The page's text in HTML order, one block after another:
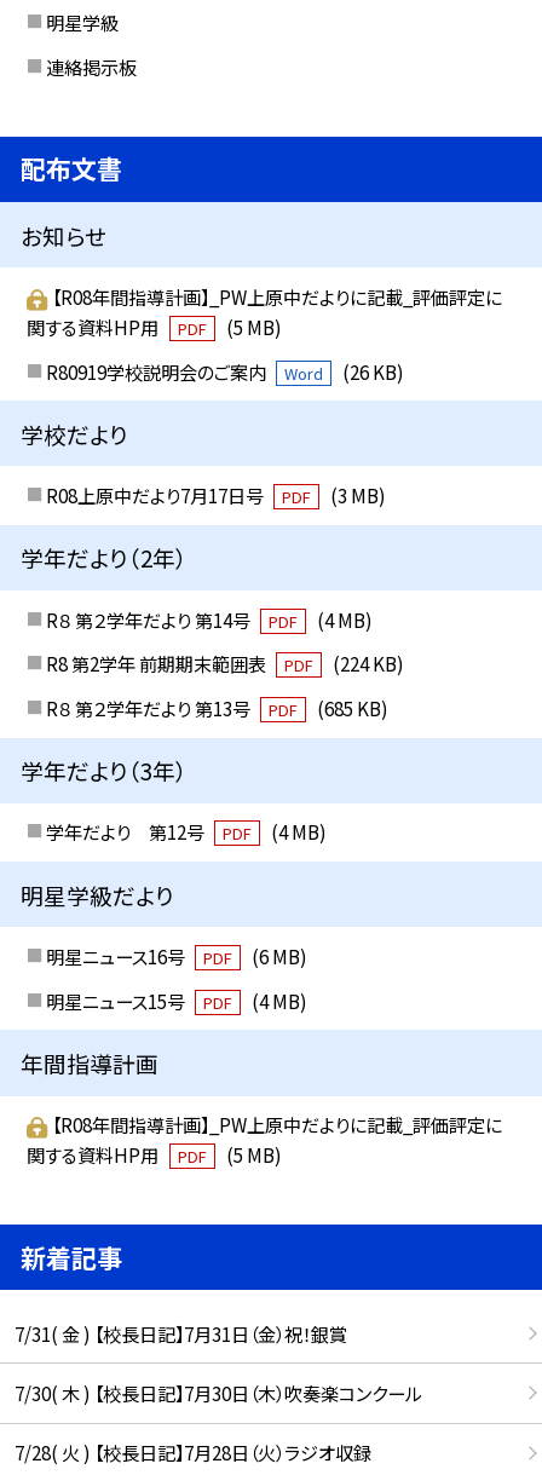
明星学級
連絡掲示板
配布文書
お知らせ
【R08年間指導計画】_PW上原中だよりに記載_評価評定に
関する資料HP用
PDF
(5 MB)
R80919学校説明会のご案内
Word (26 KB)
学校だより
R08上原中だより7月17日号 PDF (3 MB)
学年だより（2年）
R８ 第２学年だより 第14号 PDF
(4 MB)
R8 第2学年 前期期末範囲表
PDF
(224 KB)
R８ 第２学年だより 第13号
PDF (685 KB)
学年だより（3年）
学年だより 第12号 PDF (4 MB)
明星学級だより
明星ニュース16号 PDF
(6 MB)
明星ニュース15号
PDF (4 MB)
年間指導計画
【R08年間指導計画】_PW上原中だよりに記載_評価評定に
関する資料HP用
PDF (5 MB)
新着記事
7/31( 金 ) 【校長日記】7月31日（金）祝！銀賞
7/30( 木 ) 【校長日記】7月30日（木）吹奏楽コンクール
7/28( 火 ) 【校長日記】7月28日（火）ラジオ収録